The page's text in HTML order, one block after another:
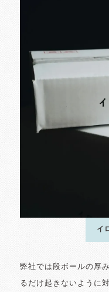
イ
弊社では段ボールの厚
るだけ起きないように